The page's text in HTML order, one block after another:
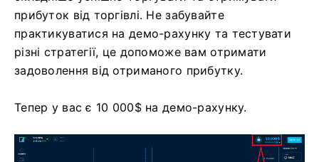
прибуток від торгівлі. Не забувайте
практикуватися на демо-рахунку та тестувати
різні стратегії, це допоможе вам отримати
задоволення від отриманого прибутку.
Тепер у вас є 10 000$ на демо-рахунку.